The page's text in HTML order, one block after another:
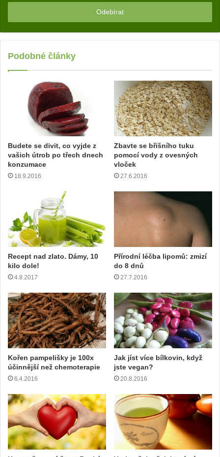
m
a
d
j
a
i
l
o
d
r
s
Podobné články
Budete se divit, co vyjde z
vašich útrob po třech dnech
konzumace
18.9.2016
Zbavte se břišního tuku
pomocí vody z ovesných
vloček
27.6.2016
Recept nad zlato. Dámy, 10
kilo dole!
4.8.2017
Přírodní léčba lipomů: zmizí
do 8 dnů
27.7.2016
Kořen pampelišky je 100x
účinnější než chemoterapie
6.4.2016
Jak jíst více bílkovin, když
jste vegan?
20.8.2016